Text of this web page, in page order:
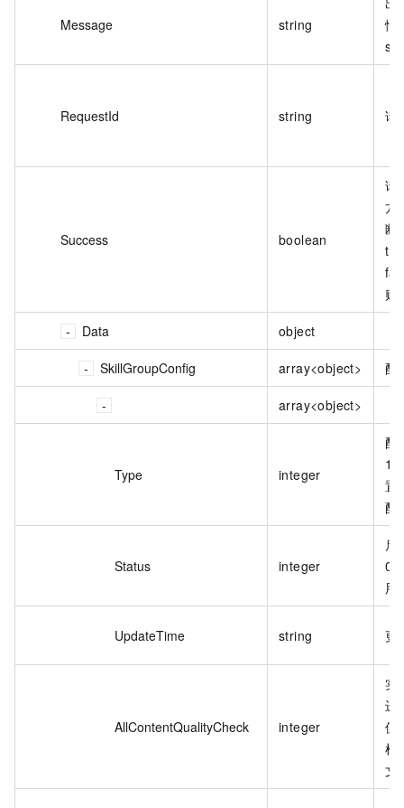
Message string
情
RequestId string 请
Success boolean
请
方
断
败
Data object
SkillGroupConfig array<object> 配
array<object>
Type integer
配
1
置
配
Status integer
启
0
用
UpdateTime string 更
AllContentQualityCheck integer
实
进
值
检
文